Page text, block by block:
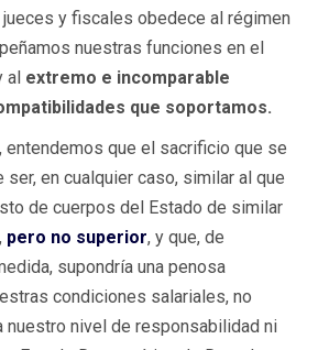
y fiscales obedece al régimen
nuestras funciones en el
al extremo e incomparable
que soportamos.
entendemos que el sacrificio que se
en cualquier caso, similar al que
de cuerpos del Estado de similar
pero no superior, y que, de
supondría una penosa
condiciones salariales, no
nuestro nivel de responsabilidad ni